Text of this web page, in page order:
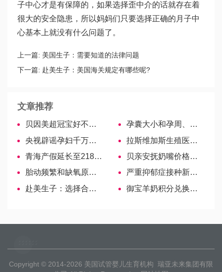
子中心才是有保障的，如果选择歪中介的话就存在着
很大的安全隐患，所以妈妈们只要选择正确的月子中
心基本上就没有什么问题了。
上一篇: 美国生子：需要知道的法律问题
下一篇: 赴美生子：美国海关规定有哪些呢?
文章推荐
贝因美超冠宝好不好？奶源、配方汇总给你！
孕囊大小和孕周、胎芽息息相关，关系一目了然！
央视辟谣孕妇千万不能养狗，避开注意事项两者也能共处
拉斯维加斯生殖医疗中心
青海产假延长至218天不实，西宁剖腹产增休15天是真的
贝亲安抚奶嘴价格表出炉，点这里抢先看！
胎动频繁和缺氧原因不同，区别一目了然！
严重抑郁症接种新冠疫苗风险大，一文知晓盲目打会怎样
赴美生子：选择合适自己的月子中心很重要
御宝羊奶积分兑换方式详解！
Copyright © 2014-2026 美国试管婴儿生育机构 瑞亚未来集团有限